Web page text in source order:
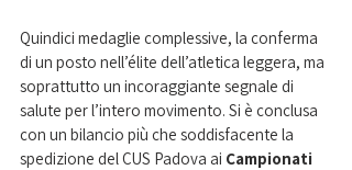
Quindici medaglie complessive, la conferma
di un posto nell’élite dell’atletica leggera, ma
soprattutto un incoraggiante segnale di
salute per l’intero movimento. Si è conclusa
con un bilancio più che soddisfacente la
spedizione del CUS Padova ai Campionati